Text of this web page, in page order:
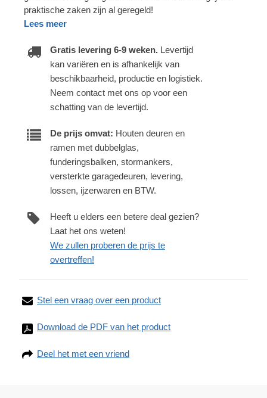
praktische zaken zijn al geregeld!
Lees meer
Gratis levering 6-9 weken. Levertijd
kan variëren en is afhankelijk van
beschikbaarheid, productie en logistiek.
Neem contact met ons op voor een
schatting van de levertijd.
De prijs omvat: Houten deuren en
ramen met dubbelglas,
funderingsbalken, stormankers,
versterkte garagedeuren, levering,
lossen, ijzerwaren en BTW.
Heeft u elders een betere deal gezien?
Laat het ons weten!
We zullen proberen de prijs te
overtreffen!
Stel een vraag over een product
Download de PDF van het product
Deel het met een vriend